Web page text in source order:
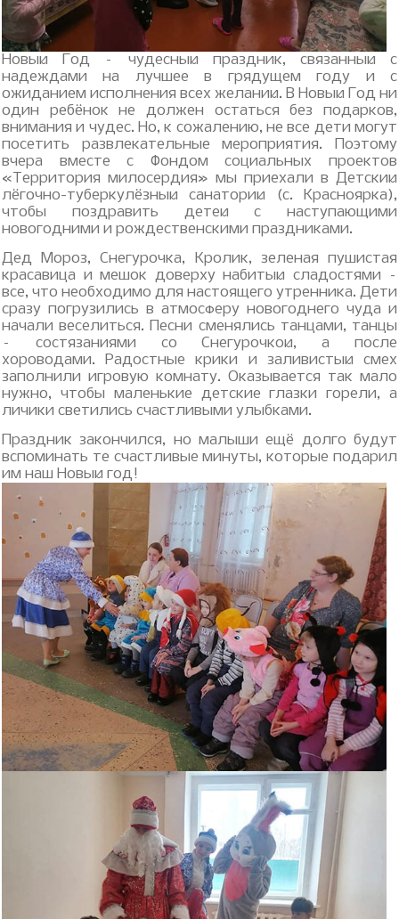
Новый Год – чудесный праздник, связанный с
надеждами на лучшее в грядущем году и с
ожиданием исполнения всех желаний. В Новый Год ни
один ребёнок не должен остаться без подарков,
внимания и чудес. Но, к сожалению, не все дети могут
посетить развлекательные мероприятия. Поэтому
вчера вместе с Фондом социальных проектов
«Территория милосердия» мы приехали в Детский
лёгочно-туберкулёзный санаторий (с. Красноярка),
чтобы поздравить детей с наступающими
новогодними и рождественскими праздниками.
Дед Мороз, Снегурочка, Кролик, зеленая пушистая
красавица и мешок доверху набитый сладостями –
все, что необходимо для настоящего утренника. Дети
сразу погрузились в атмосферу новогоднего чуда и
начали веселиться. Песни сменялись танцами, танцы
– состязаниями со Снегурочкой, а после
хороводами. Радостные крики и заливистый смех
заполнили игровую комнату. Оказывается так мало
нужно, чтобы маленькие детские глазки горели, а
личики светились счастливыми улыбками.
Праздник закончился, но малыши ещё долго будут
вспоминать те счастливые минуты, которые подарил
им наш Новый год!